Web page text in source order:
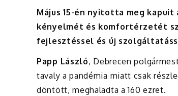
Május 15-én nyitotta meg
kényelmét és komfortérzetét
fejlesztéssel és új
Papp László, Debrecen
tavaly a pandémia miatt csak
döntött, meghaladta a 160 ezret.